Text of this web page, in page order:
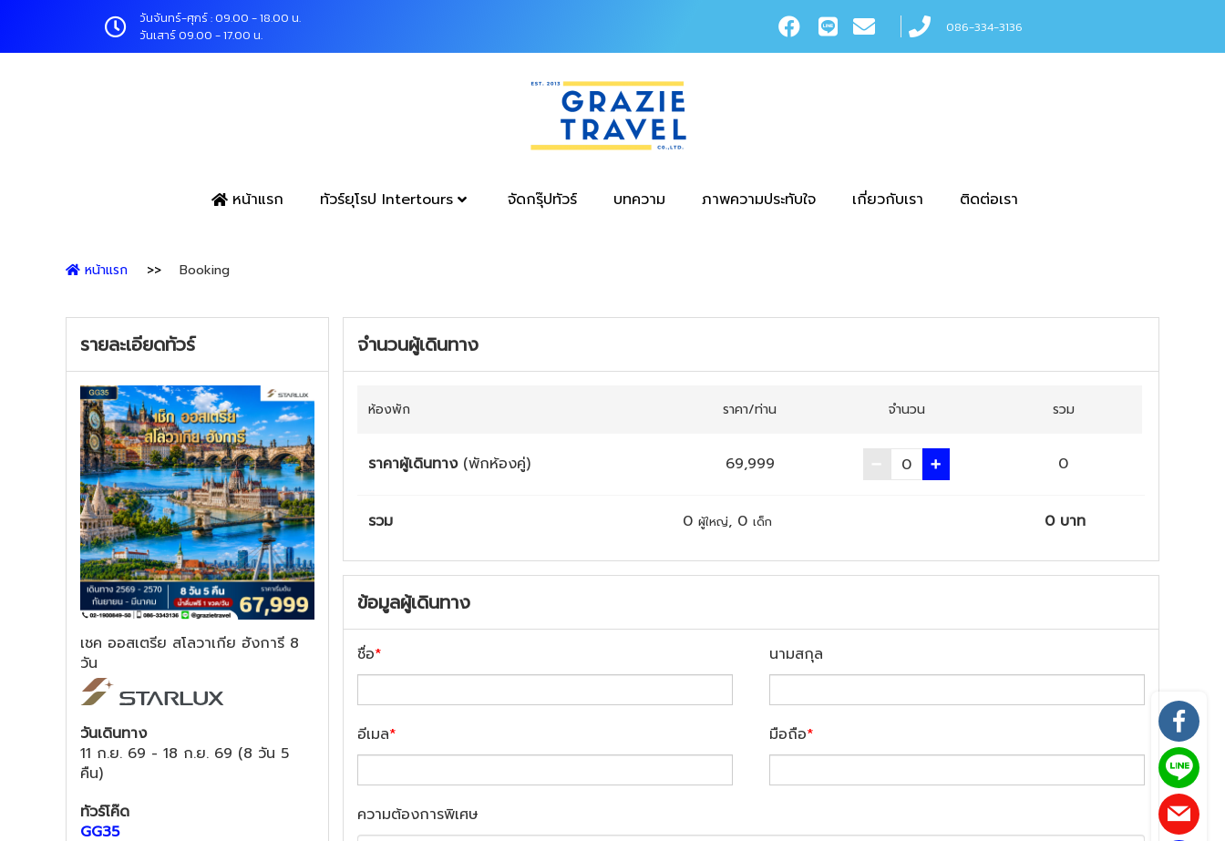
วันจันทร์-ศุกร์ : 09.00 - 18.00 น.
วันเสาร์ 09.00 - 17.00 น.
086-334-3136
หน้าแรก ทัวร์ยุโรป Intertours จัดกรุ๊ปทัวร์ บทความ ภาพความประทับใจ เกี่ยวกับเรา ติดต่อเรา
หน้าแรก Booking
รายละเอียดทัวร์
เชค ออสเตรีย สโลวาเกีย ฮังการี 8
วัน
วันเดินทาง
11 ก.ย. 69 - 18 ก.ย. 69 (8 วัน 5
คืน)
ทัวร์โค๊ด
GG35
จำนวนผู้เดินทาง
ห้องพัก ราคา/ท่าน จำนวน รวม
ราคาผู้เดินทาง (พักห้องคู่) 69,999 0
รวม 0 ผู้ใหญ่, 0 เด็ก 0 บาท
ข้อมูลผู้เดินทาง
ชื่อ* นามสกุล
อีเมล* มือถือ*
ความต้องการพิเศษ